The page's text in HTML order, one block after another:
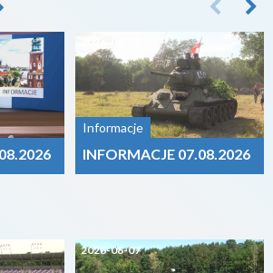
Informacje
INFORMACJE 07.08.2026
2026-08-07